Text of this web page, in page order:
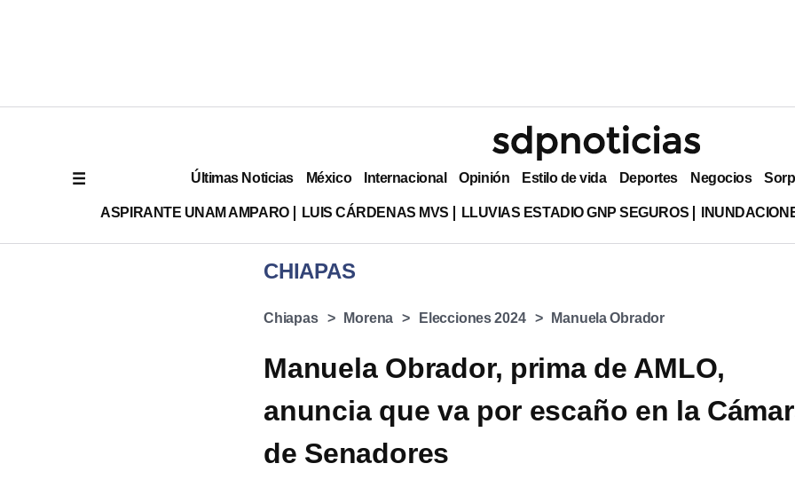
Últimas Noticias México Internacional Opinión Estilo de vida Deportes Negocios
ASPIRANTE UNAM AMPARO LUIS CÁRDENAS MVS LLUVIAS ESTADIO GNP SEGUROS
CHIAPAS
Chiapas Morena Elecciones 2024 Manuela Obrador
Manuela Obrador, prima de AMLO,
anuncia que va por escaño en la
de Senadores